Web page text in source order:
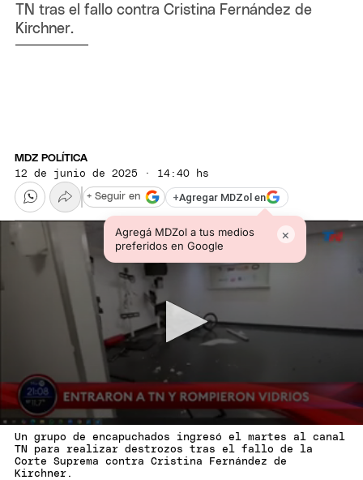
TN tras el fallo contra Cristina Fernández de
Kirchner.
MDZ POLÍTICA
12 de junio de 2025 · 14:40 hs
+Agregar MDZol en
Agregá MDZol a tus medios
preferidos en Google
×
+ Seguir en
Un grupo de encapuchados ingresó el martes al canal
TN para realizar destrozos tras el fallo de la
Corte Suprema contra Cristina Fernández de
Kirchner.